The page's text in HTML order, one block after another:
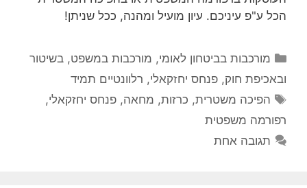
הכל ע"פ עיניכם. עיון מועיל ומהנה, ככל שניתן!
קטגוריות
מורכבות בביטחון לאומי, מורכבות במשפט, בשיטור
ובאכיפת חוק, פנחס יחזקאלי, רלוונטיים תמיד
תגיות
הפיכה משטרית, כרזות, מחאה,פנחס יחזקאלי,
רפורמה משפטית
תגובה אחת